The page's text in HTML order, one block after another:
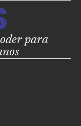
para